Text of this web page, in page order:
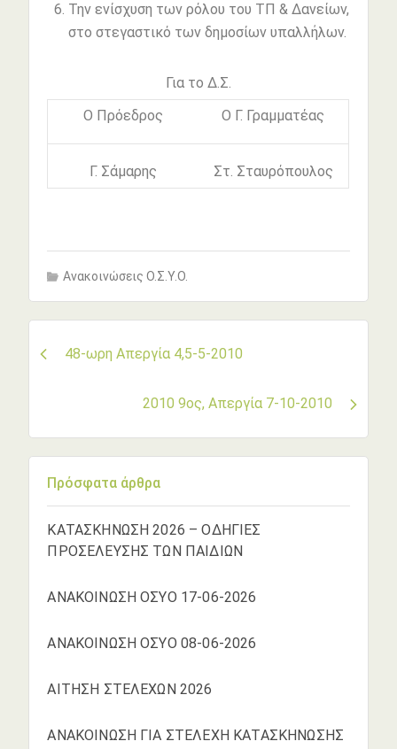
Την ενίσχυση των ρόλου του ΤΠ & Δανείων,
στο στεγαστικό των δημοσίων υπαλλήλων.
Για το Δ.Σ.
Ο Πρόεδρος
Ο Γ. Γραμματέας
Γ. Σάμαρης Στ. Σταυρόπουλος
Ανακοινώσεις Ο.Σ.Υ.Ο.
Πλοήγηση
άρθρων
48-ωρη Απεργία 4,5-5-2010
2010 9ος, Απεργία 7-10-2010
Πρόσφατα άρθρα
ΚΑΤΑΣΚΗΝΩΣΗ 2026 – ΟΔΗΓΙΕΣ
ΠΡΟΣΕΛΕΥΣΗΣ ΤΩΝ ΠΑΙΔΙΩΝ
ΑΝΑΚΟΙΝΩΣΗ ΟΣΥΟ 17-06-2026
ΑΝΑΚΟΙΝΩΣΗ ΟΣΥΟ 08-06-2026
ΑΙΤΗΣΗ ΣΤΕΛΕΧΩΝ 2026
ΑΝΑΚΟΙΝΩΣΗ ΓΙΑ ΣΤΕΛΕΧΗ ΚΑΤΑΣΚΗΝΩΣΗΣ